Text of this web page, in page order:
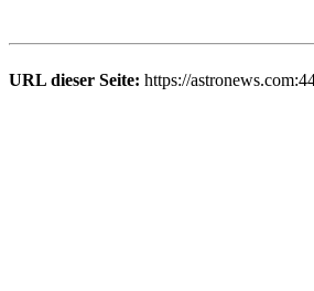
URL dieser Seite: https://